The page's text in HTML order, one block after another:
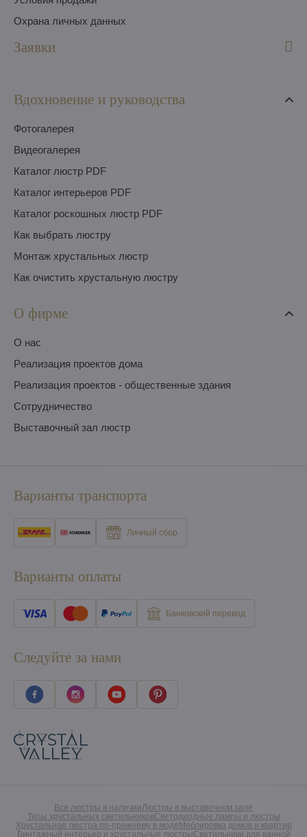
Охрана личных данных
Заявки
Вдохновение и руководства
Фотогалерея
Видеогалерея
Каталог люстр PDF
Каталог интерьеров PDF
Каталог роскошных люстр PDF
Как выбрать люстру
Монтаж хрустальных люстр
Как очистить хрустальную люстру
О фирме
O нас
Pеализация проектов дома
Pеализация проектов - общественные здания
Сотрудничество
Выставочный зал люстр
Варианты транспорта
Личный сбор
Варианты оплаты
Банковский перевод
Следуйте за нами
Все люстры в наличииЛюстры в выставочном зале
Типы хрустальных светильниковСветодиодные лампы и люстры
Хрустальная люстра по-прежнему в модеМеблировка домов и квартир
Винтажный интерьер и хрустальные люстрыСветильники для ванной